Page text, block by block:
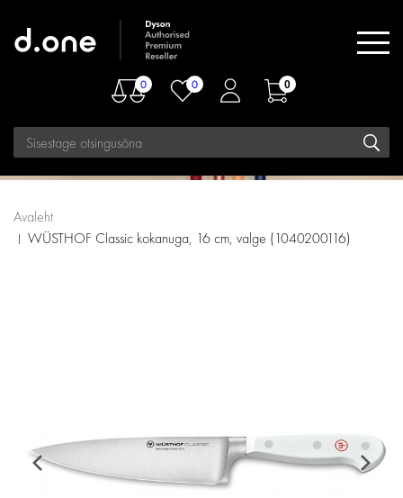
0 0 0
Avaleht
WÜSTHOF Classic kokanuga, 16 cm, valge (1040200116)